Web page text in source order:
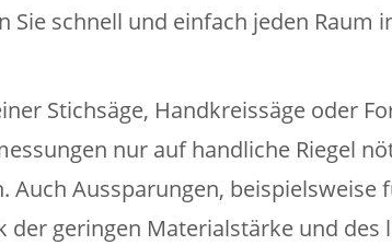
schnell und einfach jeden Raum
Stichsäge, Handkreissäge oder
nur auf handliche Riegel
Aussparungen, beispielsweise
geringen Materialstärke und des